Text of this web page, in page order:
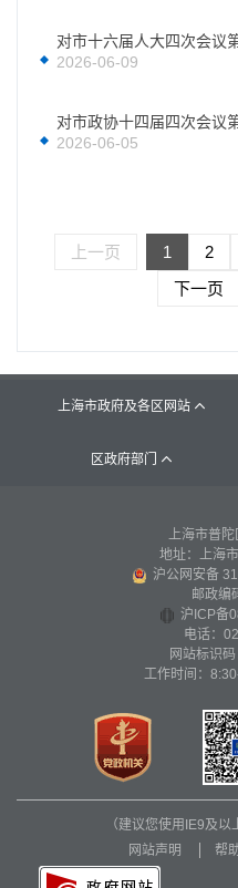
对市十六届人大四次会议
2026-06-09
对市政协十四届四次会议
2026-06-05
上一页 1 2
下一页
上海市政府及各区网站 
区政府部门 
上海市普
地址：上海
沪公网安备
邮政编
沪ICP备
电话：
网站标识
工作时间：
（建议您使用IE9及以
网站声明
帮